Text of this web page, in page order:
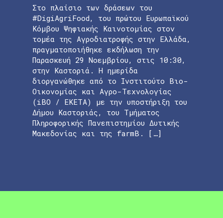
Στο πλαίσιο των δράσεων του
#DigiAgriFood, του πρώτου Ευρωπαϊκού
Κόμβου Ψηφιακής Καινοτομίας στον
τομέα της Αγροδιατροφής στην Ελλάδα,
πραγματοποιήθηκε εκδήλωση την
Παρασκευή 29 Νοεμβρίου, στις 10:30,
στην Καστοριά. Η ημερίδα
διοργανώθηκε από το Ινστιτούτο Βιο-
Οικονομίας και Αγρο-Τεχνολογίας
(iBO / ΕΚΕΤΑ) με την υποστήριξη του
Δήμου Καστοριάς, του Τμήματος
Πληροφορικής Πανεπιστημίου Δυτικής
Μακεδονίας και της farmB. […]